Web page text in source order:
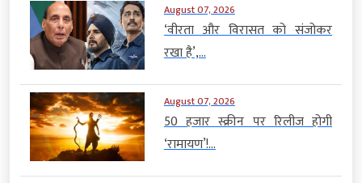
August 07, 2026
‘वीरता और विरासत को संजोकर
रखा है’,...
August 07, 2026
50 हजार स्क्रीन पर रिलीज होगी
‘रामायण’!...